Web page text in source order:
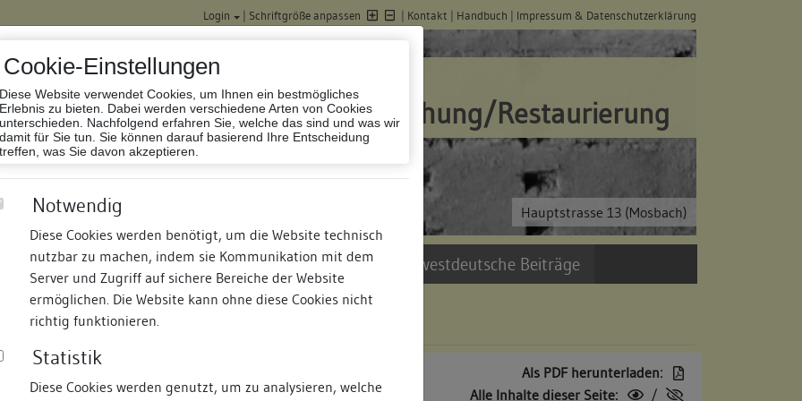
Cookie-Einstellungen
Diese Website verwendet Cookies, um Ihnen ein bestmögliches
Erlebnis zu bieten. Dabei werden verschiedene Arten von Cookies
unterschieden. Nachfolgend erfahren Sie, welche das sind und was wir
damit für Sie tun. Sie können darauf basierend Ihre Entscheidung
treffen, was Sie davon akzeptieren.
Notwendig
Diese Cookies werden benötigt, um die Website technisch
nutzbar zu machen, indem sie Kommunikation mit dem
Server und Zugriff auf sichere Bereiche der Website
ermöglichen. Die Website kann ohne diese Cookies nicht
richtig funktionieren.
Statistik
Diese Cookies werden genutzt, um zu analysieren, welche
Login | Schriftgröße anpassen | Kontakt | Handbuch | Impressum & Datenschutzerklärung
Hauptstrasse 13 (Mosbach)
Datenbank Bauforschung/Restaurierung
Termine Suche Freie Bauforscher:innen Südwestdeutsche Beiträge
Als PDF herunterladen:
Alle Inhalte dieser Seite:
/